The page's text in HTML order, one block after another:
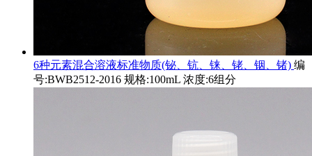
6种元素混合溶液标准物质(铋、钪、铼、铑、铟、锗) 编
号:BWB2512-2016 规格:100mL 浓度:6组分